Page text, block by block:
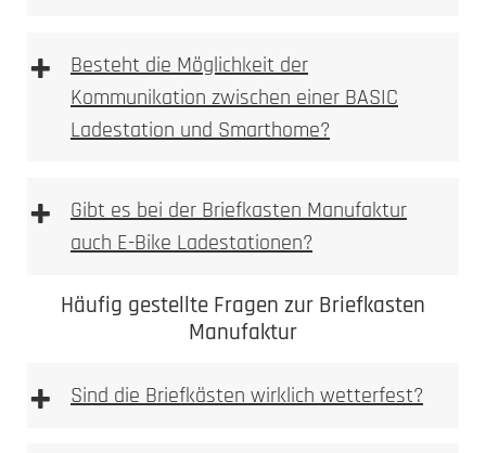
+
Besteht die Möglichkeit der
Kommunikation zwischen einer BASIC
Ladestation und Smarthome?
+
Gibt es bei der Briefkasten Manufaktur
auch E-Bike Ladestationen?
Häufig gestellte Fragen zur Briefkasten
Manufaktur
+ Sind die Briefkästen wirklich wetterfest?